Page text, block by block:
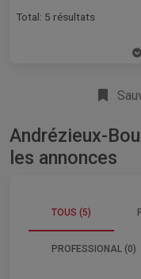
Total: 5 résultats
Andrézieux-
les annonces
TOUS (5)
PROFESSIONAL (0)